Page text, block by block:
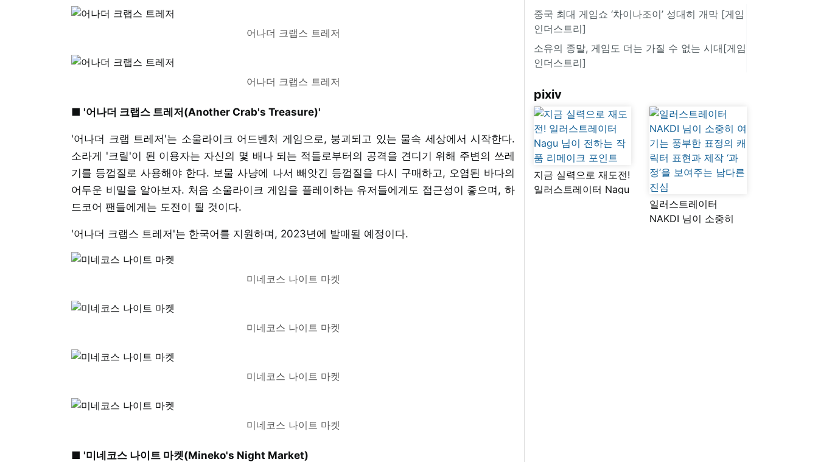
어나더 크랩스 트레저
어나더 크랩스 트레저
■ '어나더 크랩스 트레저(Another Crab's Treasure)'
'어나더 크랩 트레저'는 소울라이크 어드벤처 게임으로, 붕괴되고 있는 물속 세상에서 시작한다.
소라게 '크릴'이 된 이용자는 자신의 몇 배나 되는 적들로부터의 공격을 견디기 위해 주변의 쓰레
기를 등껍질로 사용해야 한다. 보물 사냥에 나서 빼앗긴 등껍질을 다시 구매하고, 오염된 바다의
어두운 비밀을 알아보자. 처음 소울라이크 게임을 플레이하는 유저들에게도 접근성이 좋으며, 하
드코어 팬들에게는 도전이 될 것이다.
'어나더 크랩스 트레저'는 한국어를 지원하며, 2023년에 발매될 예정이다.
미네코스 나이트 마켓
미네코스 나이트 마켓
미네코스 나이트 마켓
미네코스 나이트 마켓
■ '미네코스 나이트 마켓(Mineko's Night Market)
중국 최대 게임쇼 ‘차이나조이’ 성대히 개막 [게임
인더스트리]
소유의 종말, 게임도 더는 가질 수 없는 시대[게임
인더스트리]
pixiv
지금 실력으로 재도전!
일러스트레이터 Nagu
일러스트레이터
NAKDI 님이 소중히